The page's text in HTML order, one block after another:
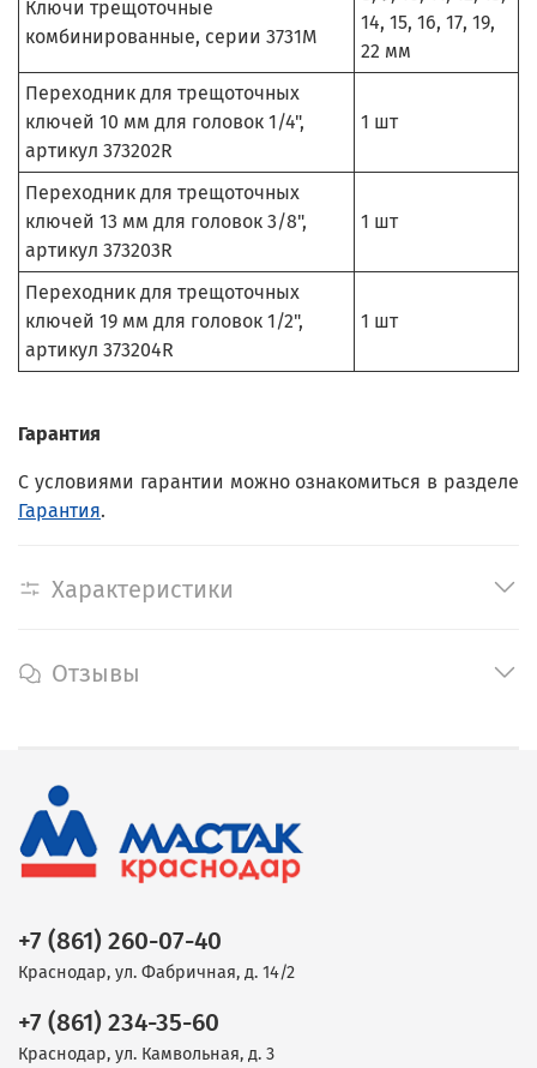
Ключи трещоточные
комбинированные, серии 3731M
14, 15, 16, 17, 19,
22 мм
Переходник для трещоточных
ключей 10 мм для головок 1/4",
артикул 373202R
1 шт
Переходник для трещоточных
ключей 13 мм для головок 3/8",
артикул 373203R
1 шт
Переходник для трещоточных
ключей 19 мм для головок 1/2",
артикул 373204R
1 шт
Гарантия
С условиями гарантии можно ознакомиться в разделе
Гарантия.
Характеристики
Отзывы
+7 (861) 260-07-40
Краснодар, ул. Фабричная, д. 14/2
+7 (861) 234-35-60
Краснодар, ул. Камвольная, д. 3